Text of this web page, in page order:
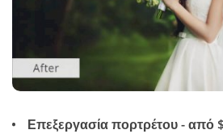
Επεξεργασία πορτρέτου - από